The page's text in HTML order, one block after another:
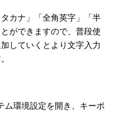
カナ」「全角英字」「半
ができますので、普段使
していくとより文字入力
環境設定を開き、キーボ